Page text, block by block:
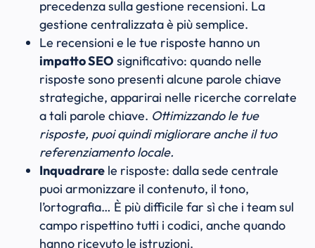
precedenza sulla gestione recensioni. La
gestione centralizzata è più semplice.
Le recensioni e le tue risposte hanno un
impatto SEO significativo: quando nelle
risposte sono presenti alcune parole chiave
strategiche, apparirai nelle ricerche correlate
a tali parole chiave. Ottimizzando le tue
risposte, puoi quindi migliorare anche il tuo
referenziamento locale.
Inquadrare le risposte: dalla sede centrale
puoi armonizzare il contenuto, il tono,
l’ortografia… È più difficile far sì che i team sul
campo rispettino tutti i codici, anche quando
hanno ricevuto le istruzioni.